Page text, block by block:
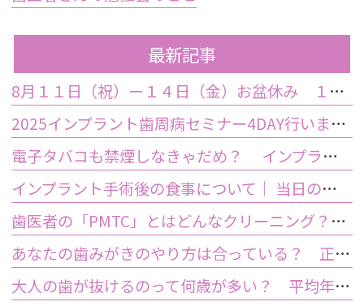
最新記事
8月１１日（祝）ー１４日（金）お盆休み １５日土曜日から診療しております
2025インプラント歯周病セミナー4DAY行いました
電子タバコも禁煙しなきゃだめ？ インプラント手術前後の喫煙が及ぼす影響とは？
インプラント手術後の食事について｜ 当日の注意点・いつから普通の食事ができる？
歯医者の「PMTC」とはどんなクリーニング？スケーリングとは何が違うの？
あなたの歯みがきのやり方は合っている？ 正しい歯みがき方法と間違った方法
大人の歯が抜けるのって何歳が多い？ 平均年齢と原因について